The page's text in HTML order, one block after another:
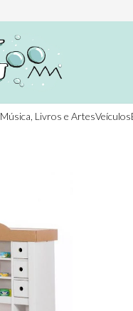
Música, Livros e ArtesVeículos